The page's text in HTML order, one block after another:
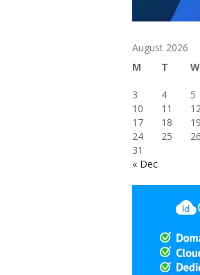
August 2026
M
T W
3
4 5
10
11
17
18 19
24
25 26
31
« Dec